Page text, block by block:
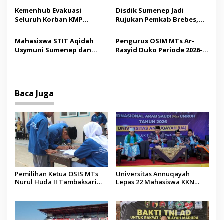
s
Madura
Tindakan Medis
Kemenhub Evakuasi
Seluruh Korban KMP
Operator Diaudit
Disdik Sumenep Jadi
Rujukan Pemkab Brebes,
Pendidikan Berbasis
Budaya
Mahasiswa STIT Aqidah
Usymuni Sumenep dan
Pengurus OSIM MTs Ar-
Rasyid Duko Periode 2026-
Baca Juga
Pemilihan Ketua OSIS MTs
Nurul Huda II Tambaksari
Universitas Annuqayah
Lepas 22 Mahasiswa KKN